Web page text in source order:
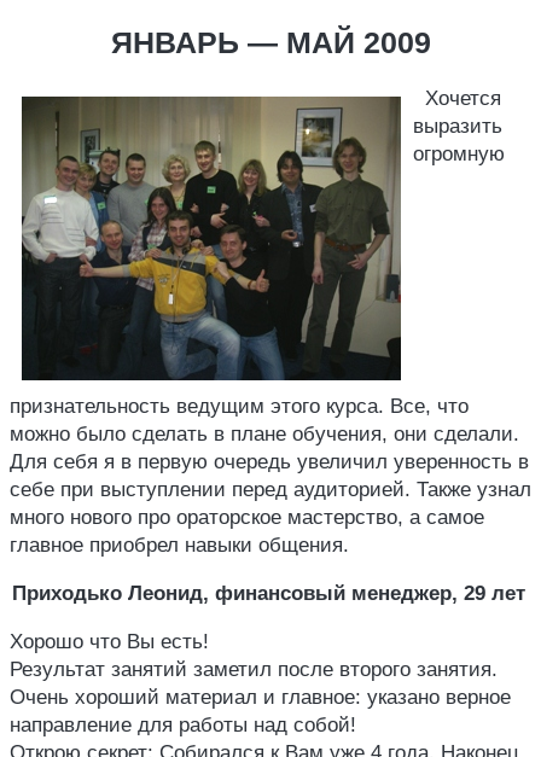
ЯНВАРЬ — МАЙ 2009
Хочется
выразить
огромную
признательность ведущим этого курса. Все, что
можно было сделать в плане обучения, они сделали.
Для себя я в первую очередь увеличил уверенность в
себе при выступлении перед аудиторией. Также узнал
много нового про ораторское мастерство, а самое
главное приобрел навыки общения.
Приходько Леонид, финансовый менеджер, 29 лет
Хорошо что Вы есть!
Результат занятий заметил после второго занятия.
Очень хороший материал и главное: указано верное
направление для работы над собой!